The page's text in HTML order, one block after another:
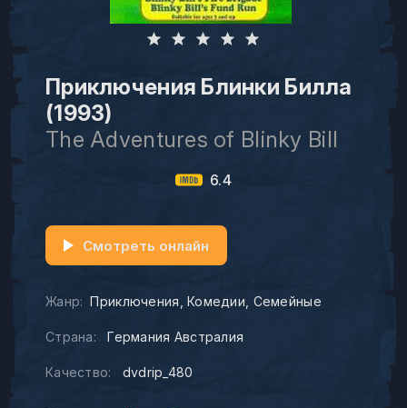
Приключения Блинки Билла
(1993)
The Adventures of Blinky Bill
6.4
Жанр: Приключения Комедии Семейные
Страна: Германия Австралия
Качество: dvdrip_480
Смотреть онлайн